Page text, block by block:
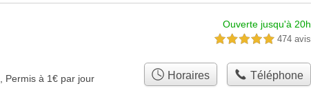
Ouverte jusqu'à 20h
5,0 étoiles sur 5 474 avis
, Permis à 1€ par jour Horaires Téléphone